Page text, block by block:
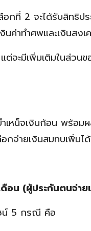
กที่ 2 จะได้รับสิทธิป
าทำศพและเงินสงเค
จะมีเพิ่มเติมในส่วน
เหน็จเงินก้อน พร้อ
กจ่ายเงินสมทบเพิ่ม
อน (ผู้ประกันตนจ่า
ชน์ 5 กรณี คือ